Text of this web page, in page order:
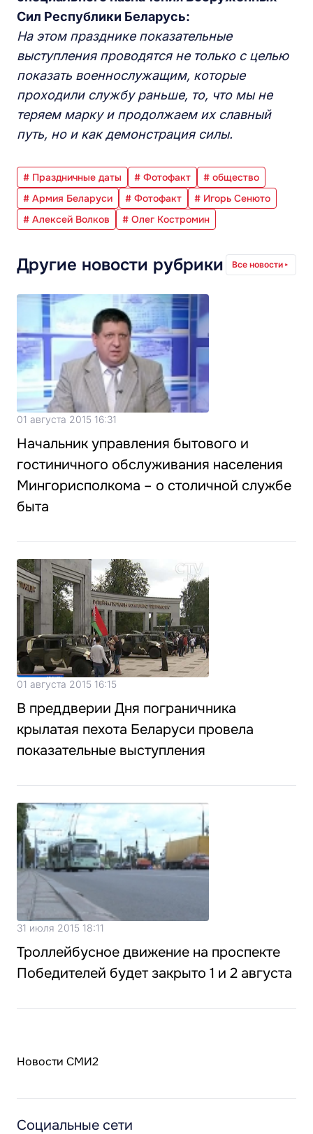
Сил Республики Беларусь:
На этом празднике показательные
выступления проводятся не только с целью
показать военнослужащим, которые
проходили службу раньше, то, что мы не
теряем марку и продолжаем их славный
путь, но и как демонстрация силы.
# Праздничные даты # Фотофакт
# общество
# Армия Беларуси
# Фотофакт
# Игорь Сенюто
# Алексей Волков
# Олег Костромин
Другие новости рубрики Все новости
01 августа 2015 16:31
Начальник управления бытового и
гостиничного обслуживания населения
Мингорисполкома – о столичной службе
быта
01 августа 2015 16:15
В преддверии Дня пограничника
крылатая пехота Беларуси провела
показательные выступления
31 июля 2015 18:11
Троллейбусное движение на проспекте
Победителей будет закрыто 1 и 2 августа
Новости СМИ2
Социальные сети